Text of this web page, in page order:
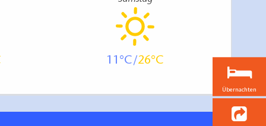
11 26
Übernachten